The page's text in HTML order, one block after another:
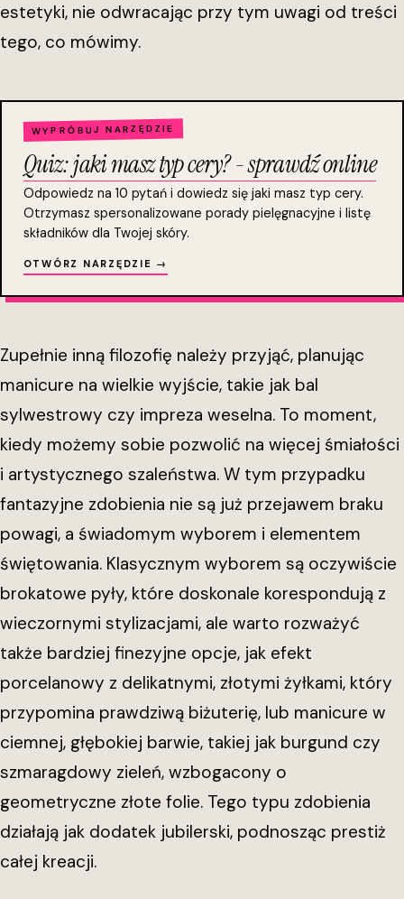
estetyki, nie odwracając przy tym uwagi od treści
tego, co mówimy.
WYPRÓBUJ NARZĘDZIE
Quiz: jaki masz typ cery? - sprawdź online
Odpowiedz na 10 pytań i dowiedz się jaki masz typ cery.
Otrzymasz spersonalizowane porady pielęgnacyjne i listę
składników dla Twojej skóry.
OTWÓRZ NARZĘDZIE →
Zupełnie inną filozofię należy przyjąć, planując
manicure na wielkie wyjście, takie jak bal
sylwestrowy czy impreza weselna. To moment,
kiedy możemy sobie pozwolić na więcej śmiałości
i artystycznego szaleństwa. W tym przypadku
fantazyjne zdobienia nie są już przejawem braku
powagi, a świadomym wyborem i elementem
świętowania. Klasycznym wyborem są oczywiście
brokatowe pyły, które doskonale korespondują z
wieczornymi stylizacjami, ale warto rozważyć
także bardziej finezyjne opcje, jak efekt
porcelanowy z delikatnymi, złotymi żyłkami, który
przypomina prawdziwą biżuterię, lub manicure w
ciemnej, głębokiej barwie, takiej jak burgund czy
szmaragdowy zieleń, wzbogacony o
geometryczne złote folie. Tego typu zdobienia
działają jak dodatek jubilerski, podnosząc prestiż
całej kreacji.